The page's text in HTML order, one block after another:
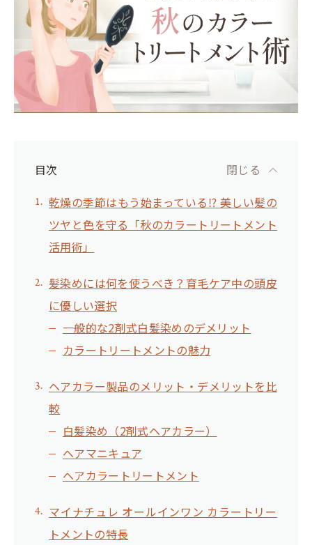
目次
乾燥の季節はもう始まっている⁉ 美しい髪の
ツヤと色を守る「秋のカラートリートメント
活用術」
髪染めには何を使うべき？育毛ケア中の頭皮
に優しい選択
一般的な2剤式白髪染めのデメリット
カラートリートメントの魅力
ヘアカラー製品のメリット・デメリットを比
較
白髪染め（2剤式ヘアカラー）
ヘアマニキュア
ヘアカラートリートメント
マイナチュレ オールインワン カラートリー
トメントの特長
閉じる